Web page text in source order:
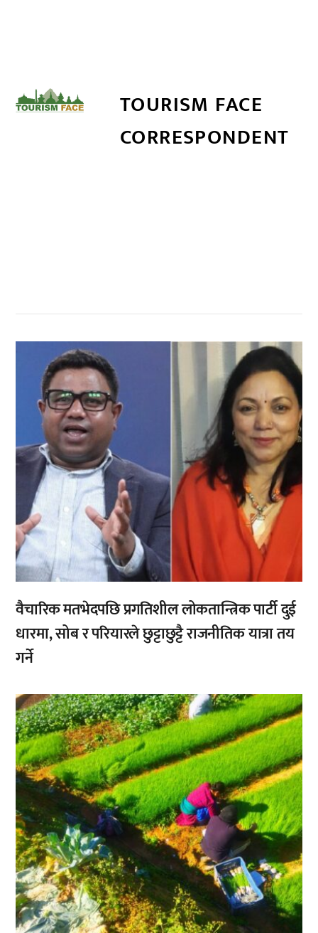
TOURISM FACE
CORRESPONDENT
वैचारिक मतभेदपछि प्रगतिशील लोकतान्त्रिक पार्टी दुई
धारमा, सोब र परियारले छुट्टाछुट्टै राजनीतिक यात्रा तय
गर्ने
,